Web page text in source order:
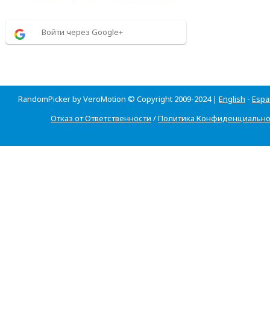
Войти через Google+
RandomPicker by VeroMotion © Copyright 2009-2024 | English -
Отказ от Ответственности /Политика